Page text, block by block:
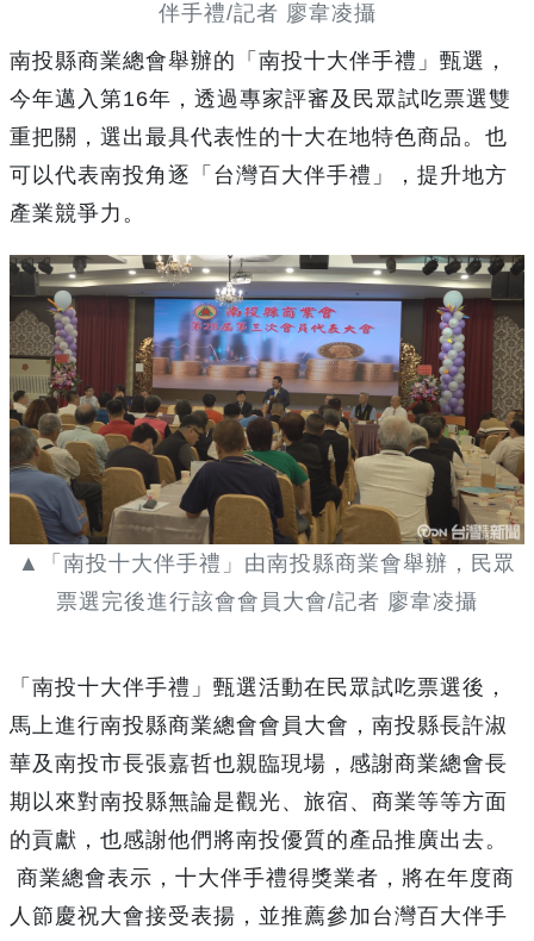
伴手禮/記者 廖韋凌攝
南投縣商業總會舉辦的「南投十大伴手禮」甄選，
今年邁入第16年，透過專家評審及民眾試吃票選雙
重把關，選出最具代表性的十大在地特色商品。也
可以代表南投角逐「台灣百大伴手禮」，提升地方
產業競爭力。
▲「南投十大伴手禮」由南投縣商業會舉辦，民眾
票選完後進行該會會員大會/記者 廖韋凌攝
「南投十大伴手禮」甄選活動在民眾試吃票選後，
馬上進行南投縣商業總會會員大會，南投縣長許淑
華及南投市長張嘉哲也親臨現場，感謝商業總會長
期以來對南投縣無論是觀光、旅宿、商業等等方面
的貢獻，也感謝他們將南投優質的產品推廣出去。
商業總會表示，十大伴手禮得獎業者，將在年度商
人節慶祝大會接受表揚，並推薦參加台灣百大伴手